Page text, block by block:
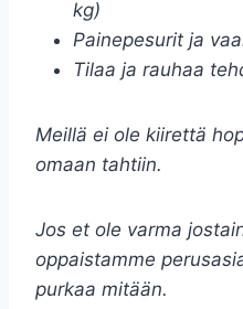
kg)
Painepesurit ja
Tilaa ja rauhaa
Meillä ei ole kiirettä
omaan tahtiin.
Jos et ole varma
oppaistamme
purkaa mitään.